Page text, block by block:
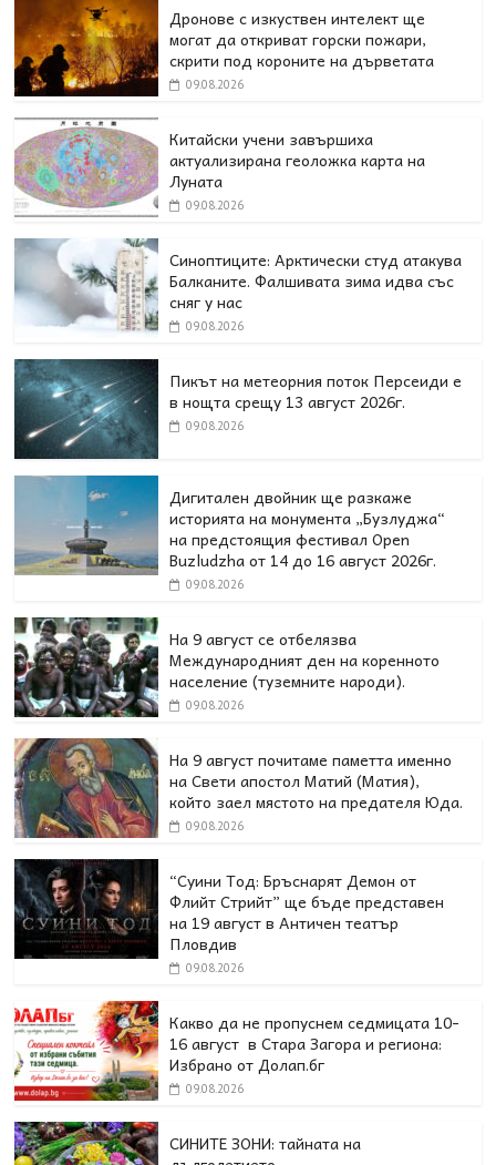
Дронове с изкуствен интелект ще
могат да откриват горски пожари,
скрити под короните на дърветата
09.08.2026
Китайски учени завършиха
актуализирана геоложка карта на
Луната
09.08.2026
Синоптиците: Арктически студ атакува
Балканите. Фалшивата зима идва със
сняг у нас
09.08.2026
Пикът на метеорния поток Персеиди е
в нощта срещу 13 август 2026г.
09.08.2026
Дигитален двойник ще разкаже
историята на монумента „Бузлуджа“
на предстоящия фестивал Open
Buzludzha от 14 до 16 август 2026г.
09.08.2026
На 9 август се отбелязва
Международният ден на коренното
население (туземните народи).
09.08.2026
На 9 август почитаме паметта именно
на Свети апостол Матий (Матия),
който заел мястото на предателя Юда.
09.08.2026
“Суини Тод: Бръснарят Демон от
Флийт Стрийт” ще бъде представен
на 19 август в Античен театър
Пловдив
09.08.2026
Какво да не пропуснем седмицата 10-
16 август в Стара Загора и региона:
Избрано от Долап.бг
09.08.2026
СИНИТЕ ЗОНИ: тайната на